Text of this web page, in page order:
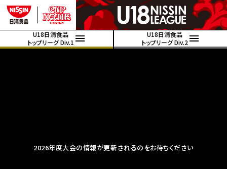
U18日清食品
トップリーグ Div.1
U18日清食品
トップリーグ Div.2
2026年度大会の情報が更新されるのをお待ちください